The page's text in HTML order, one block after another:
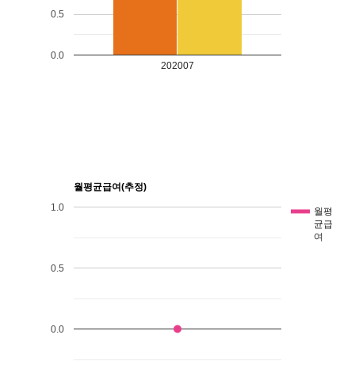
202007
0.0
0.5
월평균급여(추정)
월평
균급
여
0.0
0.5
1.0